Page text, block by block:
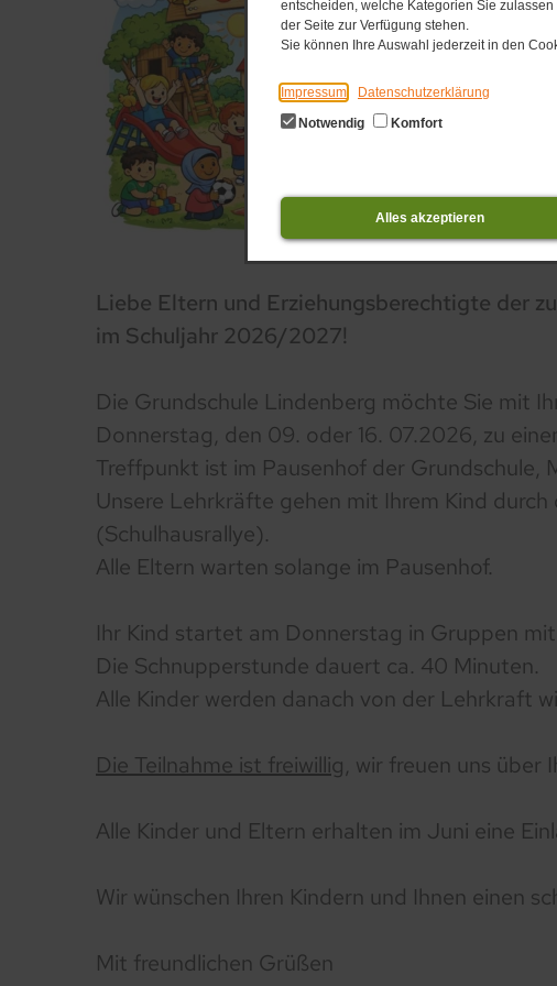
entscheiden, welche Kategorien Sie
der Seite zur Verfügung stehen.
Sie können Ihre Auswahl jederzeit in den
Impressum
Datenschutzerklärung
Notwendig
Komfort
Alles akzeptieren
Liebe Eltern und Erziehungsberechtigte der
im Schuljahr 2026/2027!
Die Grundschule Lindenberg möchte Sie mit
Donnerstag, den 09. oder 16. 07.2026, zu
Treffpunkt ist im Pausenhof der Grundschule,
Unsere Lehrkräfte gehen mit Ihrem Kind durch
(Schulhausrallye).
Alle Eltern warten solange im Pausenhof.
Ihr Kind startet am Donnerstag in Gruppen
Die Schnupperstunde dauert ca. 40 Minuten.
Alle Kinder werden danach von der Lehrkraft
Die Teilnahme ist freiwillig, wir freuen uns über
Alle Kinder und Eltern erhalten im Juni eine
Wir wünschen Ihren Kindern und Ihnen einen
Mit freundlichen Grüßen